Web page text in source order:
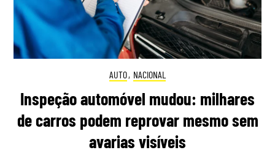
AUTO, NACIONAL
Inspeção automóvel mudou: milhares
de carros podem reprovar mesmo sem
avarias visíveis